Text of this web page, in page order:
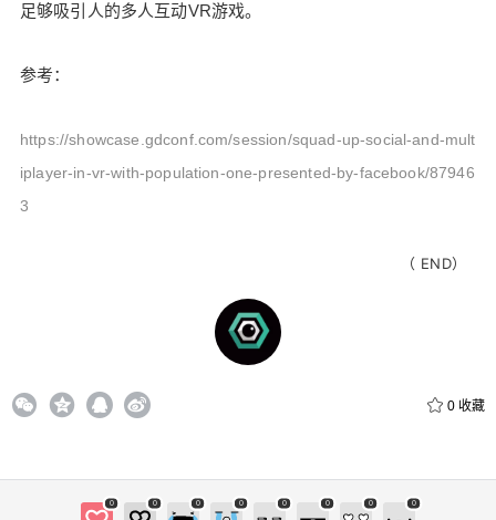
足够吸引人的多人互动VR游戏。
参考：
https://showcase.gdconf.com/session/squad-up-social-and-mult
iplayer-in-vr-with-population-one-presented-by-facebook/87946
3
（ END）
0 收藏
0 0 0 0 0 0 0 0